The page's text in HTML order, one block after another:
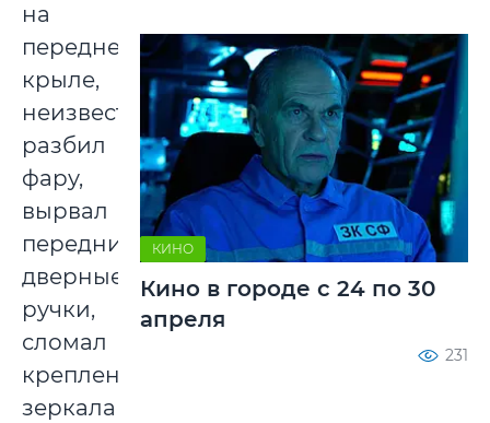
на
переднем
крыле,
неизвестный
разбил
фару,
вырвал
передние
дверные
ручки,
сломал
крепление
зеркала
КИНО
Кино в городе с 24 по 30
апреля
231